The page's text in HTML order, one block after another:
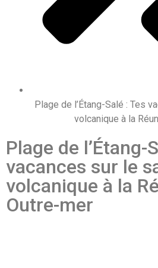
Plage de l’Étang-Salé : Tes
volcanique à la
Plage de l’Étang-
vacances sur le
volcanique à la
Outre-mer